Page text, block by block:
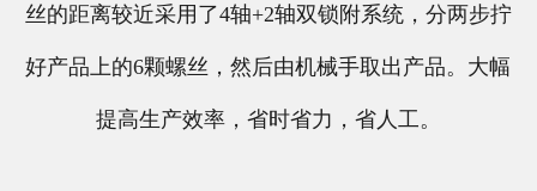
丝的距离较近采用了4轴+2轴双锁附系统，分两步拧
好产品上的6颗螺丝，然后由机械手取出产品。大幅
提高生产效率，省时省力，省人工。